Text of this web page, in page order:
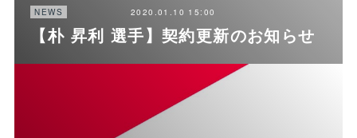
NEWS 2020.01.10 15:00
【朴 昇利 選手】契約更新のお知らせ